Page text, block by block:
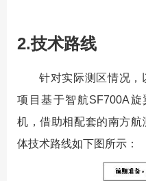
2.技术路线
针对实际测区情况，
项目基于智航SF700A
机，借助相配套的南方
体技术路线如下图所示：